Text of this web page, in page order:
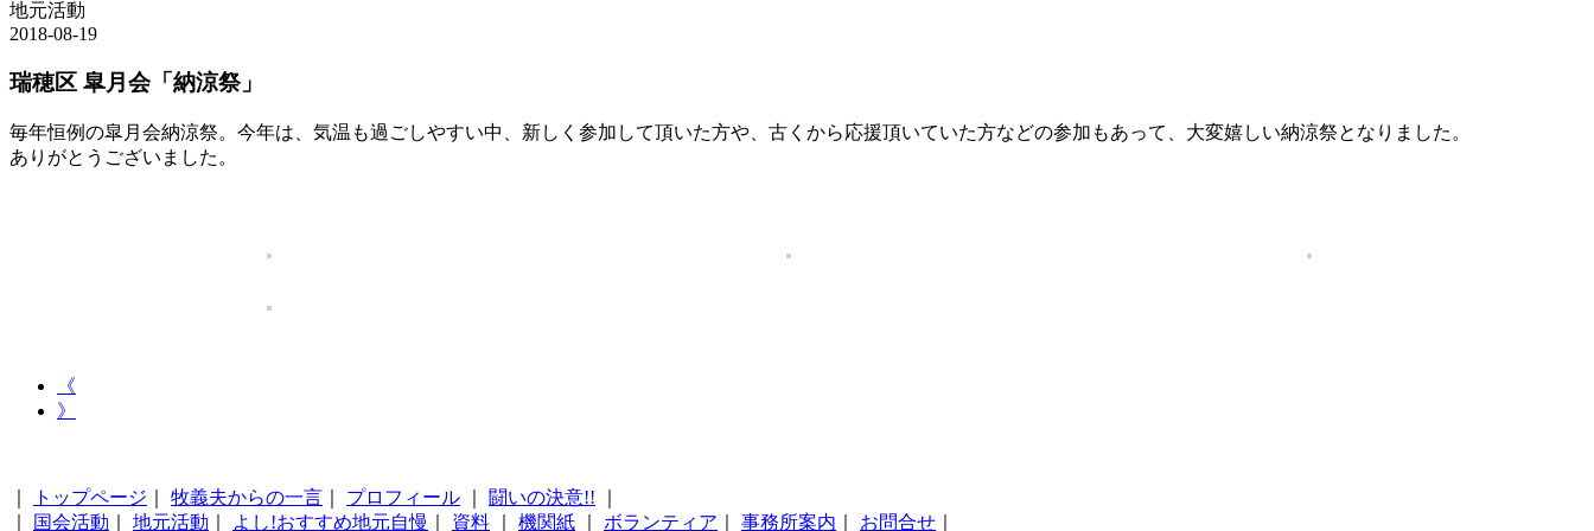
地元活動
2018-08-19
瑞穂区 皐月会「納涼祭」
毎年恒例の皐月会納涼祭。今年は、気温も過ごしやすい中、新しく参加して頂いた方や、古くから応援頂いていた方などの参加もあって、大変嬉しい納涼祭となりました。
ありがとうございました。
《
》
トップページ 牧義夫からの一言 プロフィール 闘いの決意!!
国会活動 地元活動 よし!おすすめ地元自慢 資料 機関紙 ボランティア 事務所案内 お問合せ